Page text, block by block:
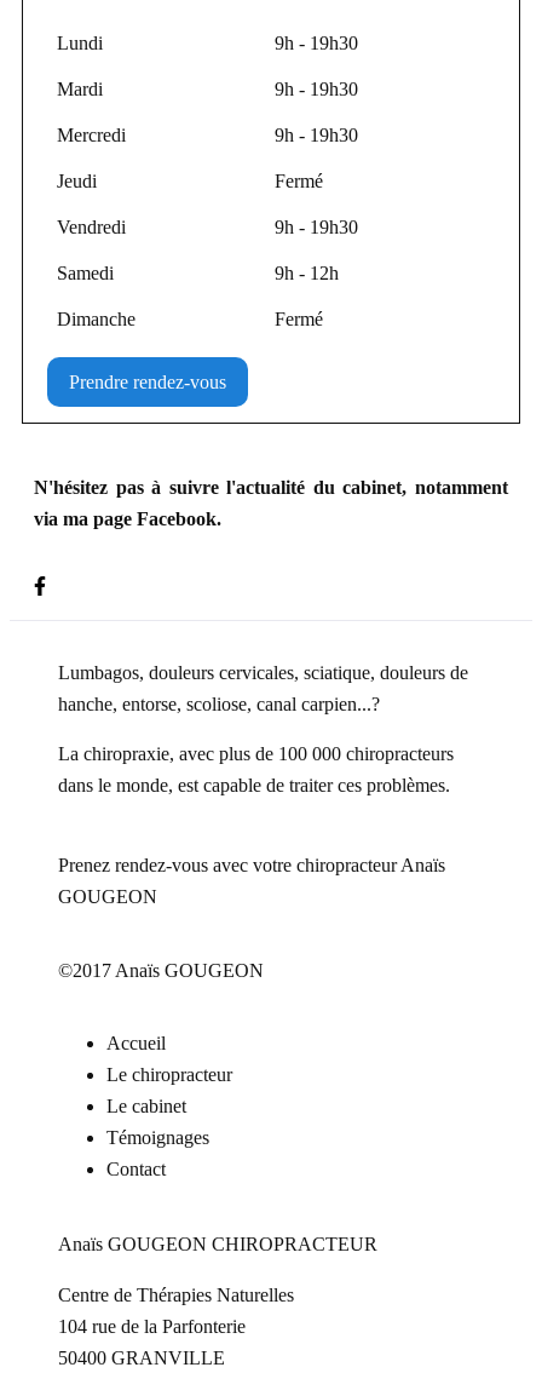
Lundi 9h - 19h30
Mardi 9h - 19h30
Mercredi 9h - 19h30
Jeudi Fermé
Vendredi 9h - 19h30
Samedi 9h - 12h
Dimanche Fermé
Prendre rendez-vous
N'hésitez pas à suivre l'actualité du cabinet, notamment
via ma page Facebook.
Lumbagos, douleurs cervicales, sciatique, douleurs de
hanche, entorse, scoliose, canal carpien...?
La chiropraxie, avec plus de 100 000 chiropracteurs
dans le monde, est capable de traiter ces problèmes.
Prenez rendez-vous avec votre chiropracteur Anaïs
GOUGEON
©2017 Anaïs GOUGEON
Accueil
Le chiropracteur
Le cabinet
Témoignages
Contact
Anaïs GOUGEON CHIROPRACTEUR
Centre de Thérapies Naturelles
104 rue de la Parfonterie
50400 GRANVILLE